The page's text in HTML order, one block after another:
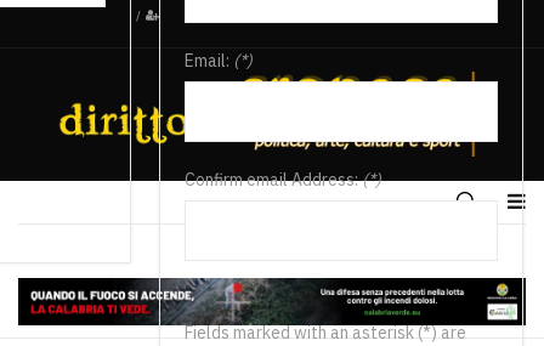
/
Email: (*)
Confirm email Address:(*)
Fields marked with an asterisk (*) are